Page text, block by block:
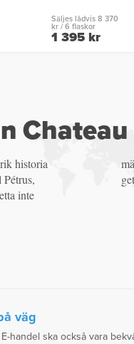
Säljes lådvis 8 370
kr / 6 flaskor
1 395 kr
Chateau
historia
inte
har dock
väg
handel ska också vara